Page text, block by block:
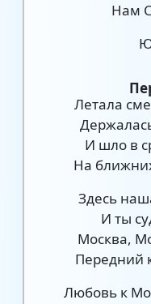
Нам
Летала
И шло в
На
Здесь
И ты
Москва,
Передний
Любовь к